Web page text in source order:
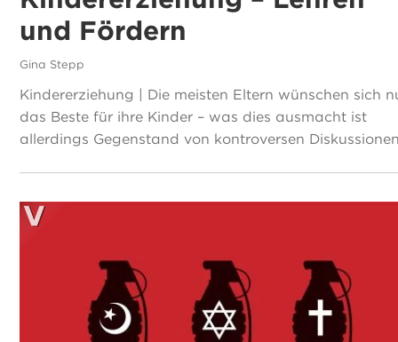
und Fördern
Gina Stepp
Kindererziehung | Die meisten Eltern wünschen sich
das Beste für ihre Kinder – was dies ausmacht ist
allerdings Gegenstand von kontroversen